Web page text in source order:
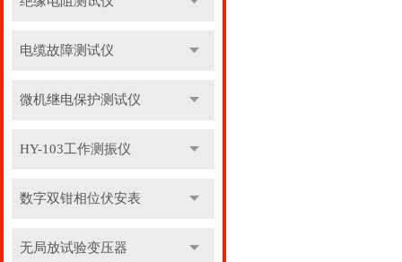
电缆故障测试仪
微机继电保护测试仪
HY-103工作测振仪
数字双钳相位伏安表
无局放试验变压器